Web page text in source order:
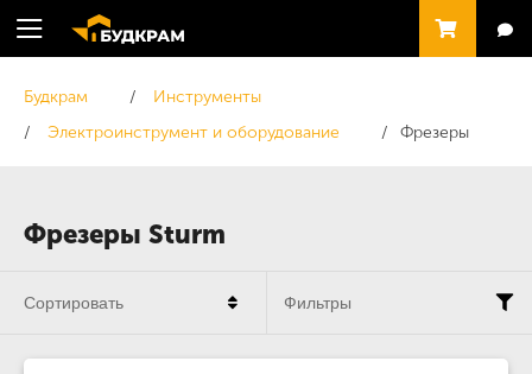
Фрезеры Sturm
Будкрам
Инструменты
Электроинструмент и оборудование
Фрезеры
Сортировать Фильтры